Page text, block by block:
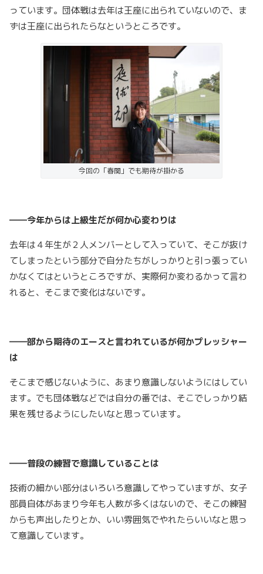
っています。団体戦は去年は王座に出られていないので、ま
ずは王座に出られたらなというところです。
今回の「春関」でも期待が掛かる
――今年からは上級生だが何か心変わりは
去年は４年生が２人メンバーとして入っていて、そこが抜け
てしまったという部分で自分たちがしっかりと引っ張ってい
かなくてはというところですが、実際何か変わるかって言わ
れると、そこまで変化はないです。
――部から期待のエースと言われているが何かプレッシャー
は
そこまで感じないように、あまり意識しないようにはしてい
ます。でも団体戦などでは自分の番では、そこでしっかり結
果を残せるようにしたいなと思っています。
――普段の練習で意識していることは
技術の細かい部分はいろいろ意識してやっていますが、女子
部員自体があまり今年も人数が多くはないので、そこの練習
からも声出したりとか、いい雰囲気でやれたらいいなと思っ
て意識しています。